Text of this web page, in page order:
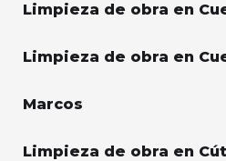
Limpieza de obra en
Limpieza de obra en
Marcos
Limpieza de obra en